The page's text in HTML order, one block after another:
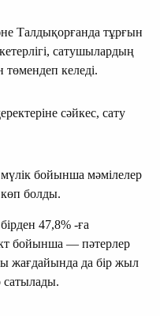
Талдықорғанда тұрғын
сатушылардың
төмендеп келеді.
сәйкес, сату
бойынша мәмілелер
көп болды.
47,8% -ға
бойынша — пәтерлер
жағдайында да бір жыл
сатылады.